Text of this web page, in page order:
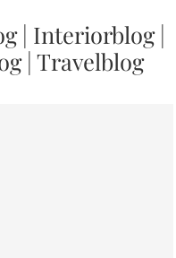
| Interiorblog|
| Travelblog